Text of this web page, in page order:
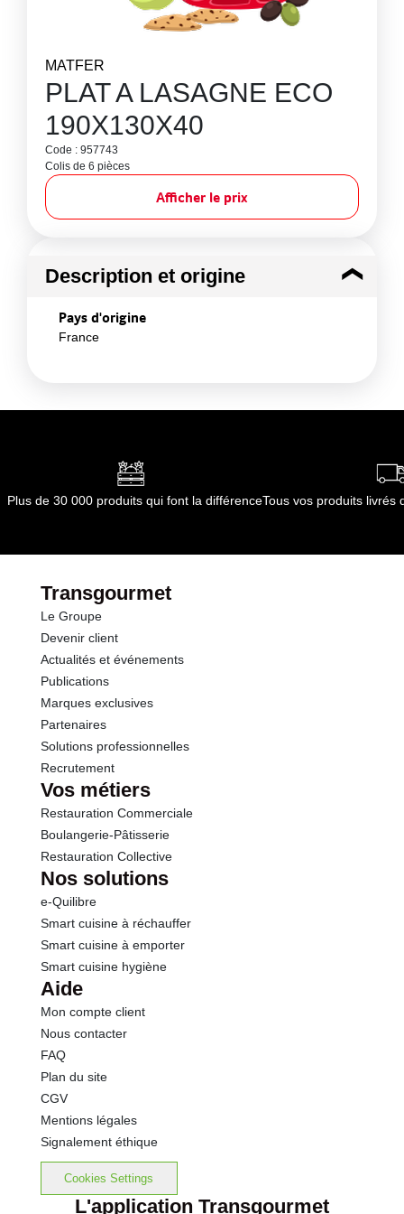
MATFER
PLAT A LASAGNE ECO
190X130X40
Code : 957743
Colis de 6 pièces
Afficher le prix
Description et origine
Pays d'origine
France
Plus de 30 000 produits qui font la différenceTous vos produits livrés
Transgourmet
Le Groupe
Devenir client
Actualités et événements
Publications
Marques exclusives
Partenaires
Solutions professionnelles
Recrutement
Vos métiers
Restauration Commerciale
Boulangerie-Pâtisserie
Restauration Collective
Nos solutions
e-Quilibre
Smart cuisine à réchauffer
Smart cuisine à emporter
Smart cuisine hygiène
Aide
Mon compte client
Nous contacter
FAQ
Plan du site
CGV
Mentions légales
Signalement éthique
Cookies Settings
L'application Transgourmet